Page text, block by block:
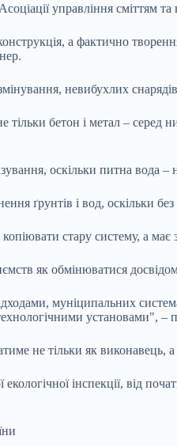
управління сміттям
а фактично
невибухлих
тільки бетон і метал –
оскільки питна вода
ґрунтів і вод, оскільки
стару систему, а
як обмінюватися
муніципальних
установами", –
не тільки як виконавець,
інспекції, від